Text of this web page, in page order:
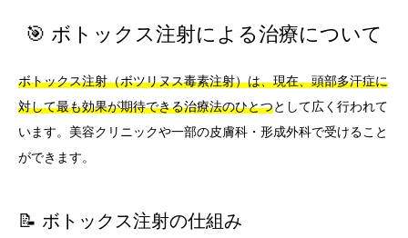
🎯 ボトックス注射による治療について
ボトックス注射（ボツリヌス毒素注射）は、現在、頭部多汗症に
対して最も効果が期待できる治療法のひとつとして広く行われて
います。美容クリニックや一部の皮膚科・形成外科で受けること
ができます。
📝 ボトックス注射の仕組み